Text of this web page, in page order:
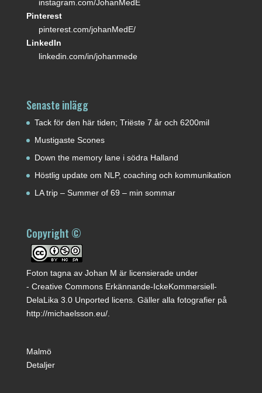
instagram.com/JohanMedE
Pinterest
pinterest.com/johanMedE/
LinkedIn
linkedin.com/in/johanmede
Senaste inlägg
Tack för den här tiden; Triëste 7 år och 6200mil
Mustigaste Scones
Down the memory lane i södra Halland
Höstlig update om NLP, coaching och kommunikation
LA trip – Summer of 69 – min sommar
Copyright ©
Foton tagna av Johan M är licensierade under
- Creative Commons Erkännande-IckeKommersiell-
DelaLika 3.0 Unported licens. Gäller alla fotografier på
http://michaelsson.eu/.
Malmö
Detaljer